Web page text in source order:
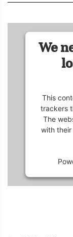
We
This
trackers
The
with